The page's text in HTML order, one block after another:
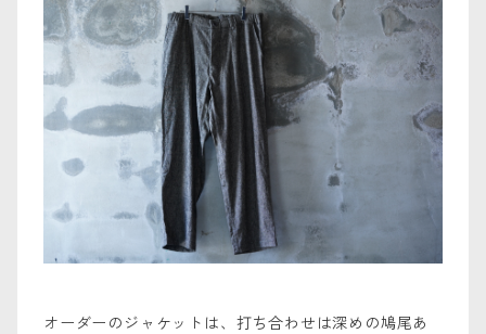
オーダーのジャケットは、打ち合わせは深めの鳩尾あ